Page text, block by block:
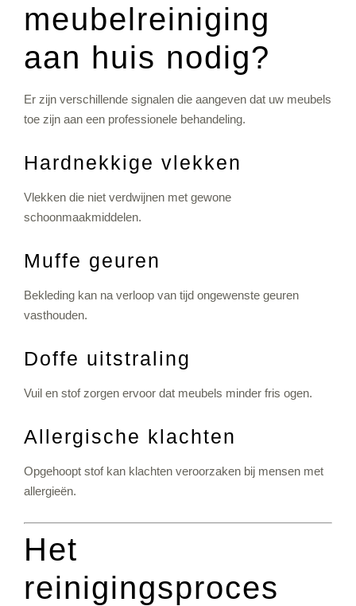
meubelreiniging
aan huis nodig?
Er zijn verschillende signalen die aangeven dat uw meubels
toe zijn aan een professionele behandeling.
Hardnekkige vlekken
Vlekken die niet verdwijnen met gewone
schoonmaakmiddelen.
Muffe geuren
Bekleding kan na verloop van tijd ongewenste geuren
vasthouden.
Doffe uitstraling
Vuil en stof zorgen ervoor dat meubels minder fris ogen.
Allergische klachten
Opgehoopt stof kan klachten veroorzaken bij mensen met
allergieën.
Het
reinigingsproces